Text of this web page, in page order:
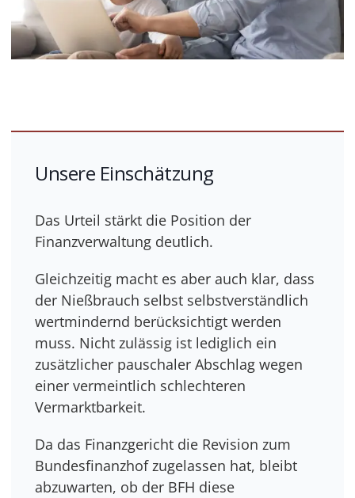
Unsere Einschätzung
Das Urteil stärkt die Position der
Finanzverwaltung deutlich.
Gleichzeitig macht es aber auch klar, dass
der Nießbrauch selbst selbstverständlich
wertmindernd berücksichtigt werden
muss. Nicht zulässig ist lediglich ein
zusätzlicher pauschaler Abschlag wegen
einer vermeintlich schlechteren
Vermarktbarkeit.
Da das Finanzgericht die Revision zum
Bundesfinanzhof zugelassen hat, bleibt
abzuwarten, ob der BFH diese